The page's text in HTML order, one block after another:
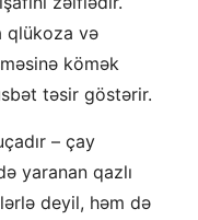
qlükoza və
kömək
təsir göstərir.
– çay
yaranan qazlı
deyil, həm də